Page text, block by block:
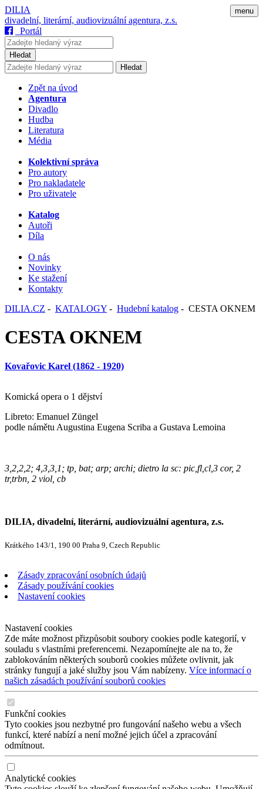
menu
DILIA
divadelní, literární, audiovizuální agentura, z.s.
Portál
Hledat
Hledat
Zpět na úvod
Agentura
Divadlo
Hudba
Literatura
Média
Kolektivní správa
Pro autory
Pro nakladatele
Pro uživatele
Katalog
Autoři
Díla
O nás
Novinky
Ke stažení
Kontakty
DILIA.CZ - KATALOGY - Hudební katalog - CESTA OKNEM
CESTA OKNEM
Kovařovic Karel (1862 - 1920)
Komická opera o 1 dějství
Libreto: Emanuel Züngel
podle námětu Augustina Eugena Scriba a Gustava Lemoina
3,2,2,2; 4,3,3,1; tp, bat; arp; archi; dietro la sc: pic,fl,cl,3 cor, 2
tr,trbn, 2 viol, cb
DILIA, divadelní, literární, audiovizuální agentura, z.s.
Krátkého 143/1, 190 00 Praha 9, Czech Republic
Zásady zpracování osobních údajů
Zásady používání cookies
Nastavení cookies
Nastavení cookies
Zde máte možnost přizpůsobit soubory cookies podle kategorií, v
souladu s vlastními preferencemi. Nezapomínejte ale na to, že
zablokováním některých souborů cookies můžete ovlivnit, jak
stránky fungují a jaké služby jsou Vám nabízeny. Více informací o
našich zásadách používání souborů cookies
Funkční cookies
Tyto cookies jsou nezbytné pro fungování našeho webu a všech
funkcí, které nabízí a není možné jejich účel a zpracování
odmítnout.
Analytické cookies